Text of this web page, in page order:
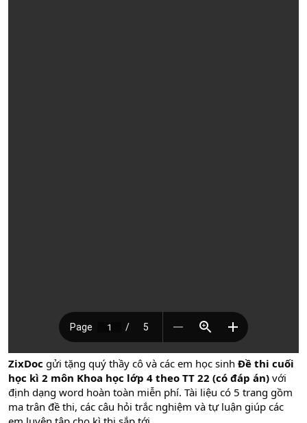
ZixDoc gửi tặng quý thầy cô và các em học sinh Đề thi cuối
học kì 2 môn Khoa học lớp 4 theo TT 22 (có đáp án) với
định dạng word hoàn toàn miễn phí. Tài liệu có 5 trang gồm
ma trân đề thi, các câu hỏi trắc nghiệm và tự luận giúp các